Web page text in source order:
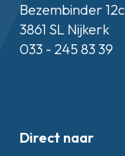
Bezembinder 12c
3861 SL Nijkerk
033 - 245 83 39
Direct naar